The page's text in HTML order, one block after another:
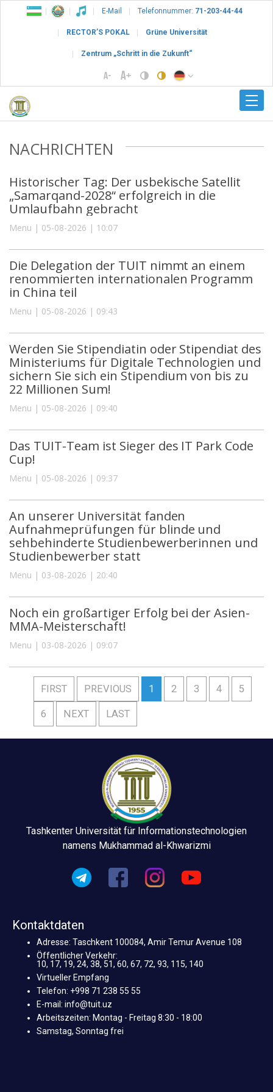
E-Mail Telefonnummer: 71-203-44-44
RECTOR’S POKAL Grüne Universität
Zentrum „Schritt in die Zukunft“
NACHRICHTEN
Historischer Tag: Der usbekische Satellit
„Samarqand-2028“ erfolgreich in die
Umlaufbahn gebracht
Menu | 05-08-2026 | 10:07
Die Delegation der TUIT nimmt an einem
renommierten internationalen Programm
in China teil
Menu | 05-08-2026 | 09:43
Werden Sie Stipendiatin oder Stipendiat des
Ministeriums für Digitale Technologien und
sichern Sie sich ein Stipendium von bis zu
22 Millionen Sum!
Menu | 05-08-2026 | 09:40
Das TUIT-Team ist Sieger des IT Park Code
Cup!
Menu | 05-08-2026 | 09:37
An unserer Universität fanden
Aufnahmeprüfungen für blinde und
sehbehinderte Studienbewerberinnen und
Studienbewerber statt
Menu | 03-08-2026 | 20:40
Noch ein großartiger Erfolg bei der Asien-
MMA-Meisterschaft!
Menu | 03-08-2026 | 09:07
FIRST PREVIOUS 1 2 3 4 5
6 NEXT LAST
Tashkenter Universität für Informationstechnologien
namens Mukhammad al-Khwarizmi
Kontaktdaten
Adresse: Taschkent 100084, Amir Temur Avenue 108
Öffentlicher Verkehr:
10, 17, 19, 24, 38, 51, 60, 67, 72, 93, 115, 140
Virtueller Empfang
Telefon: +998 71 238 55 55
E-mail: info@tuit.uz
Arbeitszeiten: Montag - Freitag 8:30 - 18:00
Samstag, Sonntag frei